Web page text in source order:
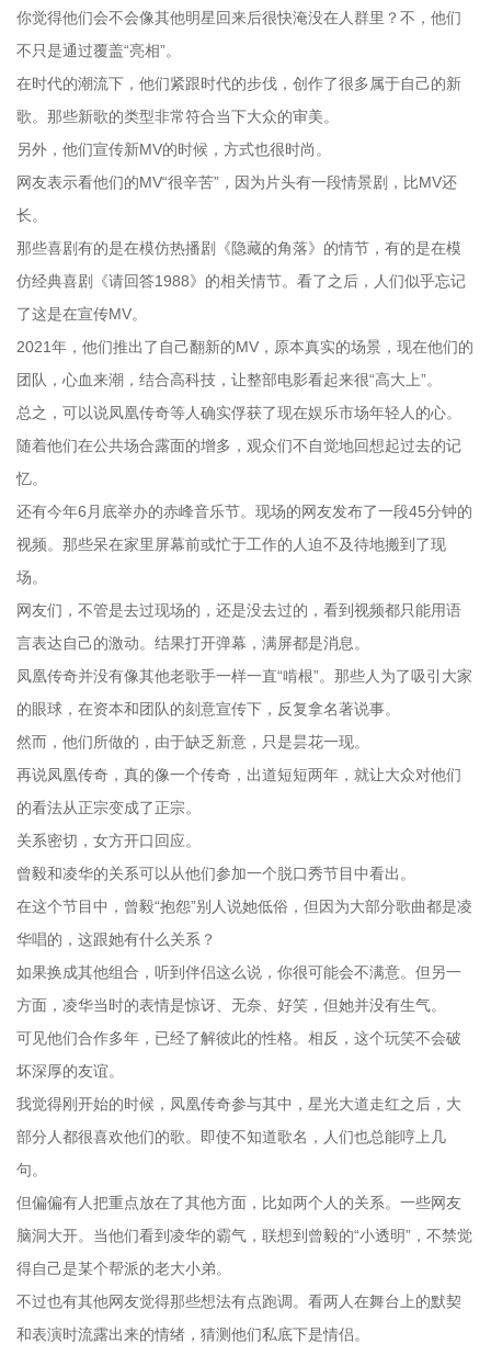
你觉得他们会不会像其他明星回来后很快淹没在人群里？不，他们
不只是通过覆盖“亮相”。
在时代的潮流下，他们紧跟时代的步伐，创作了很多属于自己的新
歌。那些新歌的类型非常符合当下大众的审美。
另外，他们宣传新MV的时候，方式也很时尚。
网友表示看他们的MV“很辛苦”，因为片头有一段情景剧，比MV还
长。
那些喜剧有的是在模仿热播剧《隐藏的角落》的情节，有的是在模
仿经典喜剧《请回答1988》的相关情节。看了之后，人们似乎忘记
了这是在宣传MV。
2021年，他们推出了自己翻新的MV，原本真实的场景，现在他们的
团队，心血来潮，结合高科技，让整部电影看起来很“高大上”。
总之，可以说凤凰传奇等人确实俘获了现在娱乐市场年轻人的心。
随着他们在公共场合露面的增多，观众们不自觉地回想起过去的记
忆。
还有今年6月底举办的赤峰音乐节。现场的网友发布了一段45分钟的
视频。那些呆在家里屏幕前或忙于工作的人迫不及待地搬到了现
场。
网友们，不管是去过现场的，还是没去过的，看到视频都只能用语
言表达自己的激动。结果打开弹幕，满屏都是消息。
凤凰传奇并没有像其他老歌手一样一直“啃根”。那些人为了吸引大家
的眼球，在资本和团队的刻意宣传下，反复拿名著说事。
然而，他们所做的，由于缺乏新意，只是昙花一现。
再说凤凰传奇，真的像一个传奇，出道短短两年，就让大众对他们
的看法从正宗变成了正宗。
关系密切，女方开口回应。
曾毅和凌华的关系可以从他们参加一个脱口秀节目中看出。
在这个节目中，曾毅“抱怨”别人说她低俗，但因为大部分歌曲都是凌
华唱的，这跟她有什么关系？
如果换成其他组合，听到伴侣这么说，你很可能会不满意。但另一
方面，凌华当时的表情是惊讶、无奈、好笑，但她并没有生气。
可见他们合作多年，已经了解彼此的性格。相反，这个玩笑不会破
坏深厚的友谊。
我觉得刚开始的时候，凤凰传奇参与其中，星光大道走红之后，大
部分人都很喜欢他们的歌。即使不知道歌名，人们也总能哼上几
句。
但偏偏有人把重点放在了其他方面，比如两个人的关系。一些网友
脑洞大开。当他们看到凌华的霸气，联想到曾毅的“小透明”，不禁觉
得自己是某个帮派的老大小弟。
不过也有其他网友觉得那些想法有点跑调。看两人在舞台上的默契
和表演时流露出来的情绪，猜测他们私底下是情侣。